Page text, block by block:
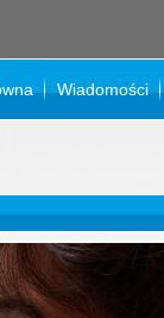
Wiadomości